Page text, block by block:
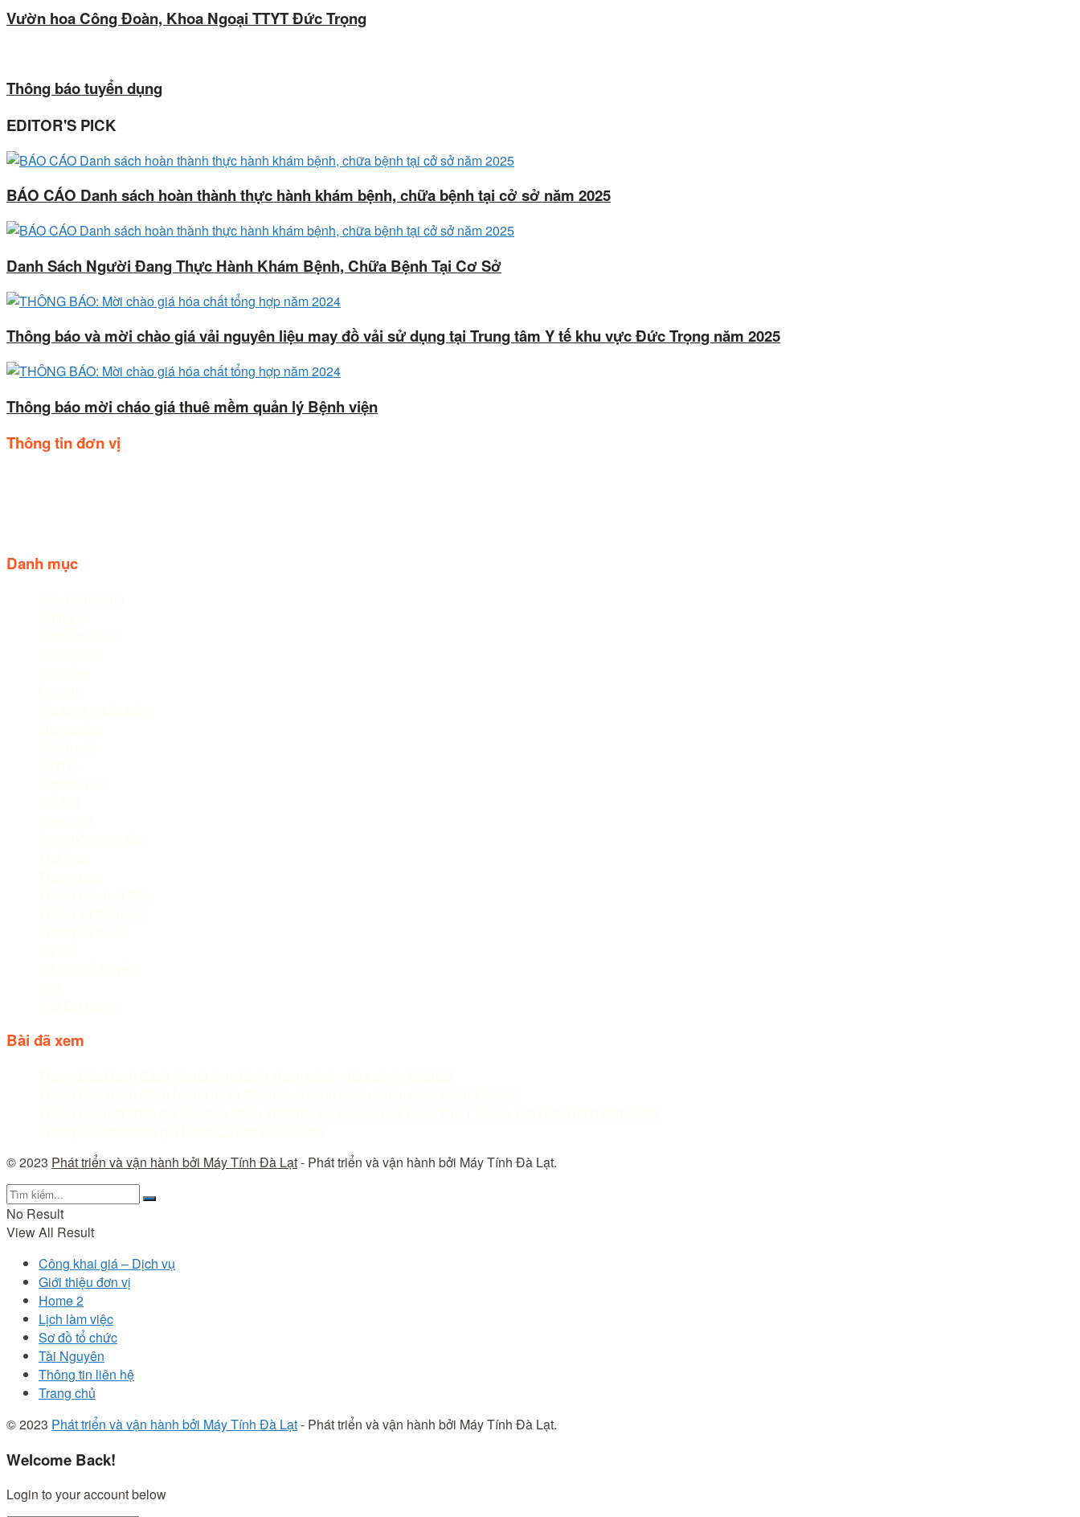
Vườn hoa Công Đoàn, Khoa Ngoại TTYT Đức Trọng
Thông báo tuyển dụng
EDITOR'S PICK
BÁO CÁO Danh sách hoàn thành thực hành khám bệnh, chữa bệnh tại cở sở năm 2025
Danh Sách Người Đang Thực Hành Khám Bệnh, Chữa Bệnh Tại Cơ Sở
Thông báo và mời chào giá vải nguyên liệu may đồ vải sử dụng tại Trung tâm Y tế khu vực Đức Trọng năm 2025
Thông báo mời cháo giá thuê mềm quản lý Bệnh viện
Thông tin đơn vị
Danh mục
Bài đã xem
© 2023 Phát triển và vận hành bởi Máy Tính Đà Lạt- Phát triển và vận hành bởi Máy Tính Đà Lạt.
No Result
View All Result
Công khai giá – Dịch vụ
Giới thiệu đơn vị
Home 2
Lịch làm việc
Sơ đồ tổ chức
Tài Nguyên
Thông tin liên hệ
Trang chủ
© 2023 Phát triển và vận hành bởi Máy Tính Đà Lạt- Phát triển và vận hành bởi Máy Tính Đà Lạt.
Welcome Back!
Login to your account below